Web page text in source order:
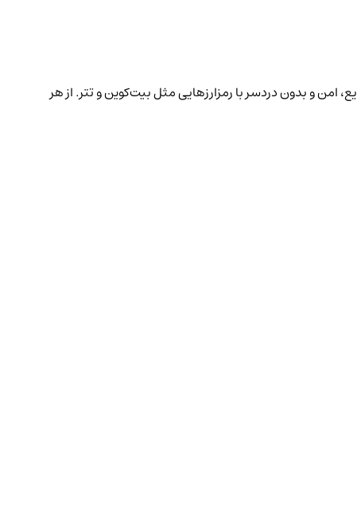
امن و بدون دردسر با رمزارزهایی مثل بیت‌کوین و تتر. از هر